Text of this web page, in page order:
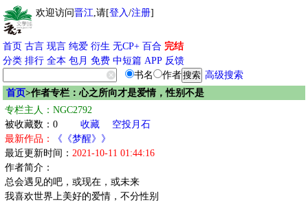
欢迎访问晋江,请[登入/注册]
首页 古言 现言 纯爱 衍生 无CP+ 百合 完结
分类 排行 全本 包月 免费 中短篇 APP 反馈
书名
作者
高级搜索
首页>作者专栏：心之所向才是爱情，性别不是
专栏主人：NGC2792
被收藏数：0
收藏
空投月石
最新作品：
《《梦醒》》
最近更新时间： 2021-10-11 01:44:16
作者简介：
总会遇见的吧，或现在，或未来
我喜欢世界上美好的爱情，不分性别